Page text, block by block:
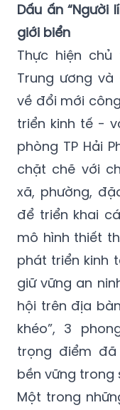
Dấu ấn “Người
giới biển
Thực hiện
Trung ương
về đổi mới
triển kinh tế -
phòng TP Hải
chặt chẽ với
xã, phường,
để triển khai
mô hình thiết
phát triển kinh
giữ vững an
hội trên địa
khéo”, 3
trọng điểm
bền vững trong
Một trong